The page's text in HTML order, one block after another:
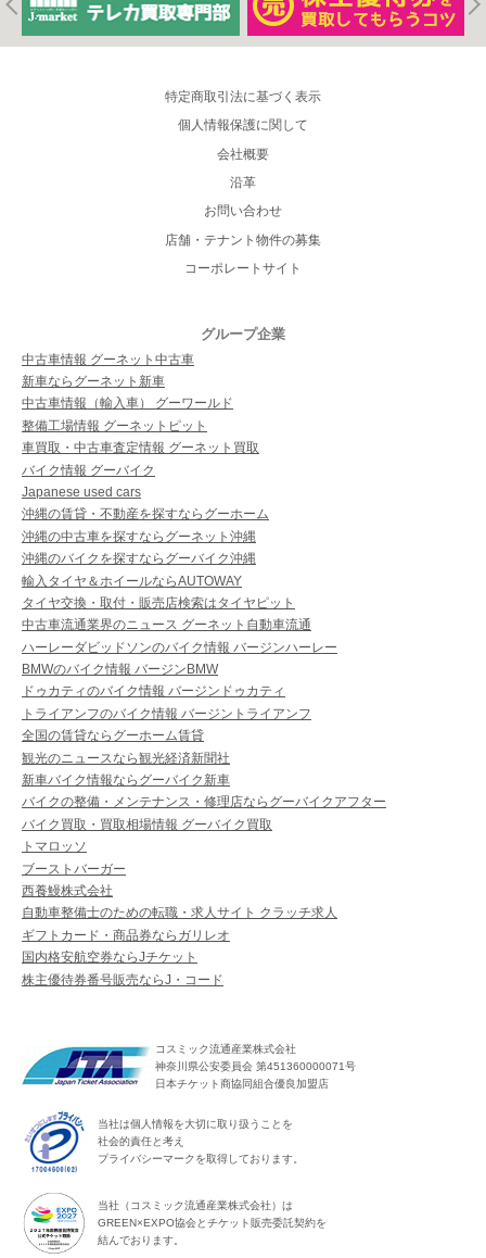
特定商取引法に基づく表示
個人情報保護に関して
会社概要
沿革
お問い合わせ
店舗・テナント物件の募集
コーポレートサイト
グループ企業
中古車情報 グーネット中古車
新車ならグーネット新車
中古車情報（輸入車） グーワールド
整備工場情報 グーネットピット
車買取・中古車査定情報 グーネット買取
バイク情報 グーバイク
Japanese used cars
沖縄の賃貸・不動産を探すならグーホーム
沖縄の中古車を探すならグーネット沖縄
沖縄のバイクを探すならグーバイク沖縄
輸入タイヤ＆ホイールならAUTOWAY
タイヤ交換・取付・販売店検索はタイヤピット
中古車流通業界のニュース グーネット自動車流通
ハーレーダビッドソンのバイク情報 バージンハーレー
BMWのバイク情報 バージンBMW
ドゥカティのバイク情報 バージンドゥカティ
トライアンフのバイク情報 バージントライアンフ
全国の賃貸ならグーホーム賃貸
観光のニュースなら観光経済新聞社
新車バイク情報ならグーバイク新車
バイクの整備・メンテナンス・修理店ならグーバイクアフター
バイク買取・買取相場情報 グーバイク買取
トマロッソ
ブーストバーガー
西養鰻株式会社
自動車整備士のための転職・求人サイト クラッチ求人
ギフトカード・商品券ならガリレオ
国内格安航空券ならJチケット
株主優待券番号販売ならJ・コード
コスミック流通産業株式会社
神奈川県公安委員会 第451360000071号
日本チケット商協同組合優良加盟店
当社は個人情報を大切に取り扱うことを
社会的責任と考え
プライバシーマークを取得しております。
当社（コスミック流通産業株式会社）は
GREEN×EXPO協会とチケット販売委託契約を
結んでおります。